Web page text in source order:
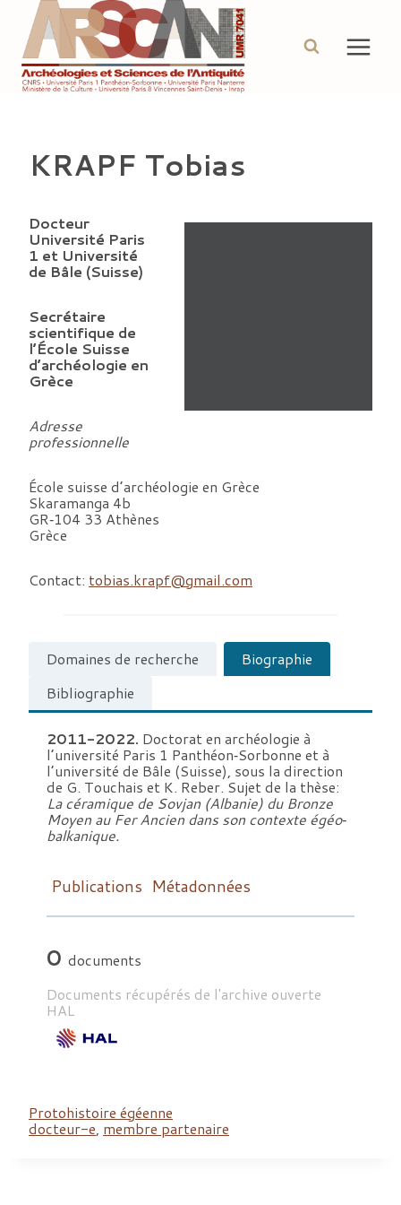
contenu
KRAPF Tobias
Docteur
Université Paris
1 et Université
de Bâle (Suisse)
Secrétaire
scientifique de
l’École Suisse
d’archéologie en
Grèce
Adresse
professionnelle
École suisse d’archéologie en Grèce
Skaramanga 4b
GR‐104 33 Athènes
Grèce
Contact: tobias.krapf@gmail.com
Domaines de recherche
Biographie
Bibliographie
2011-2022. Doctorat en archéologie à
l’université Paris 1 Panthéon‐Sorbonne et à
l’université de Bâle (Suisse), sous la direction
de G. Touchais et K. Reber. Sujet de la thèse:
La céramique de Sovjan (Albanie) du Bronze
Moyen au Fer Ancien dans son contexte égéo‐
balkanique.
Publications Métadonnées
0 documents
Documents récupérés de l'archive ouverte
HAL
Protohistoire égéenne
docteur-e, membre partenaire